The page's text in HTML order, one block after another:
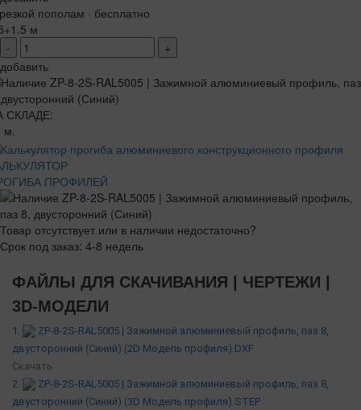
пополам · бесплатно
м
-
+
добавить
СКЛАДЕ:
м.
ПРОФИЛЕЙ
Товар отсутствует или в наличии недостаточно?
Срок под заказ: 4-8 недель
ФАЙЛЫ ДЛЯ СКАЧИВАНИЯ | ЧЕРТЕЖИ |
3D-МОДЕЛИ
1.
ZP-8-2S-RAL5005 | Зажимной алюминиевый профиль, паз 8,
двусторонний (Синий) (2D Модель профиля).DXF
Скачать
2.
ZP-8-2S-RAL5005 | Зажимной алюминиевый профиль, паз 8,
двусторонний (Синий) (3D Модель профиля).STEP